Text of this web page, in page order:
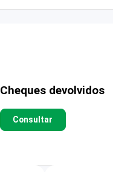
Cheques devolvidos
Consultar